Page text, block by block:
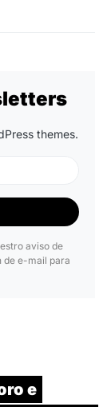
themes.
aviso de
de e-mail para
e